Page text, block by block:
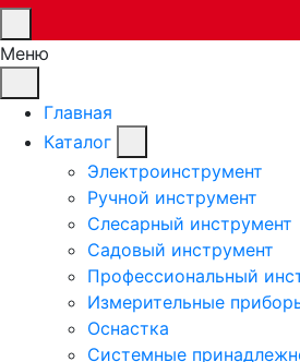
Меню
Главная
Каталог
Электроинструмент
Ручной инструмент
Слесарный инструмент
Садовый инструмент
Профессиональный
Измерительные
Оснастка
Системные